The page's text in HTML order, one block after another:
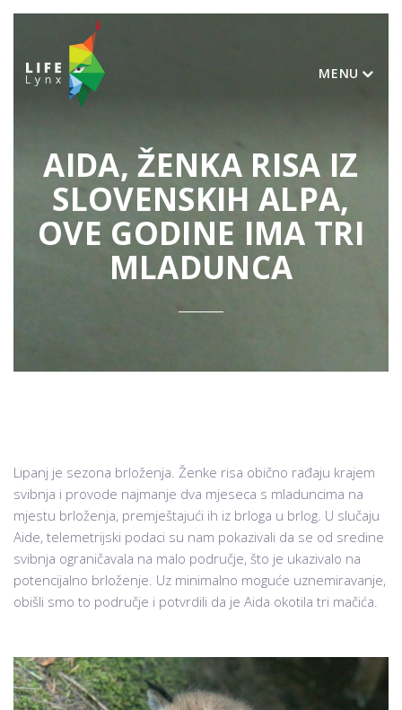
MENU
AIDA, ŽENKA RISA IZ
SLOVENSKIH ALPA,
OVE GODINE IMA TRI
MLADUNCA
Lipanj je sezona brloženja. Ženke risa obično rađaju krajem
svibnja i provode najmanje dva mjeseca s mladuncima na
mjestu brloženja, premještajući ih iz brloga u brlog. U slučaju
Aide, telemetrijski podaci su nam pokazivali da se od sredine
svibnja ograničavala na malo područje, što je ukazivalo na
potencijalno brloženje. Uz minimalno moguće uznemiravanje,
obišli smo to područje i potvrdili da je Aida okotila tri mačića.